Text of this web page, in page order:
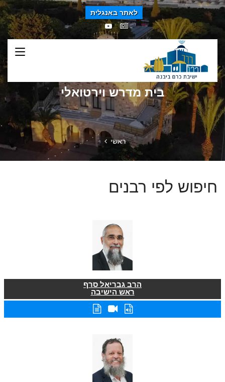
לאתר באנגלית
בית מדרש וירטואלי
ראשי
חיפוש לפי רבנים
הרב גבריאל סרף
ראש הישיבה